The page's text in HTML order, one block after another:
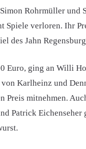
Rohrmüller und
Spiele verloren. Ihr
des Jahn
Euro, ging an Willi
Karlheinz und
Preis mitnehmen.
Patrick Eichenseher